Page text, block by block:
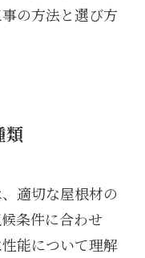
の方法と選び方
類
適切な屋根材の
条件に合わせ
能について理解